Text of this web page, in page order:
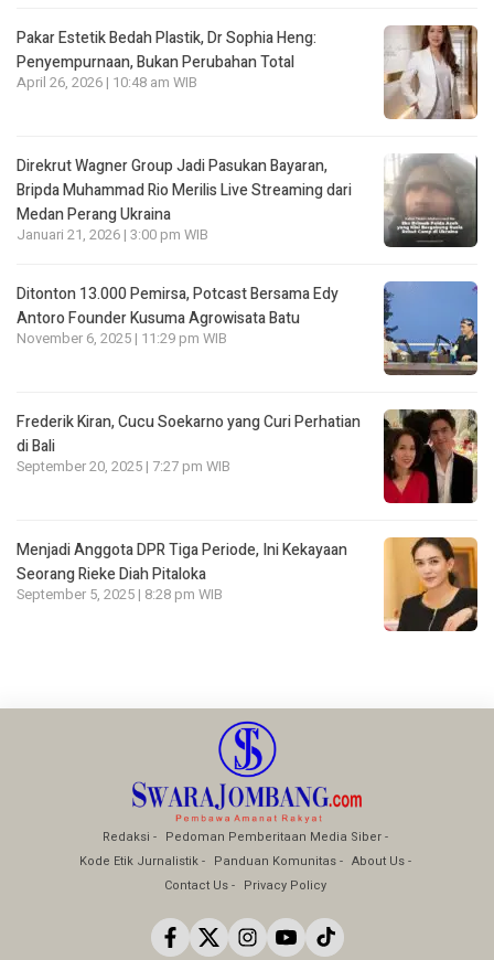
Pakar Estetik Bedah Plastik, Dr Sophia Heng:
Penyempurnaan, Bukan Perubahan Total
April 26, 2026 | 10:48 am WIB
Direkrut Wagner Group Jadi Pasukan Bayaran,
Bripda Muhammad Rio Merilis Live Streaming dari
Medan Perang Ukraina
Januari 21, 2026 | 3:00 pm WIB
Ditonton 13.000 Pemirsa, Potcast Bersama Edy
Antoro Founder Kusuma Agrowisata Batu
November 6, 2025 | 11:29 pm WIB
Frederik Kiran, Cucu Soekarno yang Curi Perhatian
di Bali
September 20, 2025 | 7:27 pm WIB
Menjadi Anggota DPR Tiga Periode, Ini Kekayaan
Seorang Rieke Diah Pitaloka
September 5, 2025 | 8:28 pm WIB
Redaksi
Pedoman Pemberitaan Media Siber
Kode Etik Jurnalistik
Panduan Komunitas
About Us
Contact Us
Privacy Policy